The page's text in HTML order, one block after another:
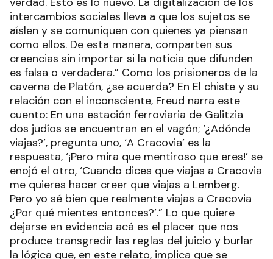
intercambios sociales lleva a que los sujetos se
aíslen y se comuniquen con quienes ya piensan
como ellos. De esta manera, comparten sus
creencias sin importar si la noticia que difunden
es falsa o verdadera.” Como los prisioneros de la
caverna de Platón, ¿se acuerda? En El chiste y su
relación con el inconsciente, Freud narra este
cuento: En una estación ferroviaria de Galitzia
dos judíos se encuentran en el vagón; ‘¿Adónde
viajas?’, pregunta uno, ‘A Cracovia’ es la
respuesta, ‘¡Pero mira que mentiroso que eres!’ se
enojó el otro, ‘Cuando dices que viajas a Cracovia
me quieres hacer creer que viajas a Lemberg.
Pero yo sé bien que realmente viajas a Cracovia
¿Por qué mientes entonces?’.” Lo que quiere
dejarse en evidencia acá es el placer que nos
produce transgredir las reglas del juicio y burlar
la lógica que, en este relato, implica que se